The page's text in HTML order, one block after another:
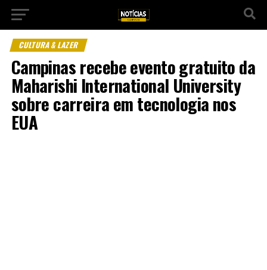
CULTURA & LAZER
Campinas recebe evento gratuito da
Maharishi International University
sobre carreira em tecnologia nos
EUA